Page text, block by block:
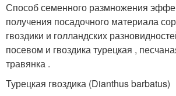
Способ семенного размножения
получения посадочного материала
гвоздики и голландских
посевом и гвоздика турецкая ,
травянка .
Турецкая гвоздика (Dianthus barbatus)